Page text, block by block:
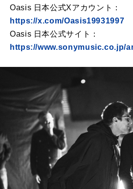
Oasis 日本公式Xアカウント：
https://x.com/Oasis19931997
Oasis 日本公式サイト：
https://www.sonymusic.co.jp/